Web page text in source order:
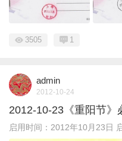
3505 1
admin
2012-10-24
2012-10-23《重阳节》
启用时间：2012年10月23日